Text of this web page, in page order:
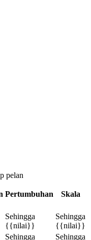
pelan
Pertumbuhan
Skala
Sehingga
{{nilai}}
Sehingga
{{nilai}}
Sehingga
Sehingga